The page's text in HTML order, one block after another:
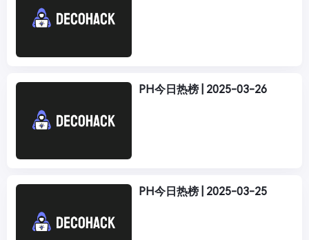
PH今日热榜 | 2025-03-26
PH今日热榜 | 2025-03-25